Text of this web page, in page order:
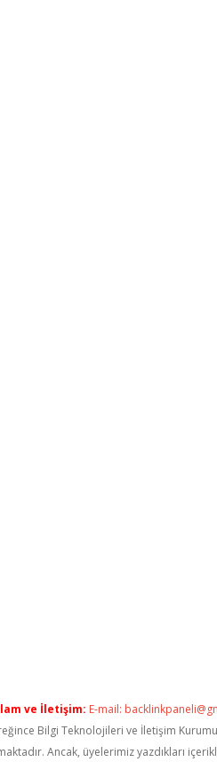
ve İletişim: E-mail:
Bilgi Teknolojileri ve İletişim
Ancak, üyelerimiz yazdıkları